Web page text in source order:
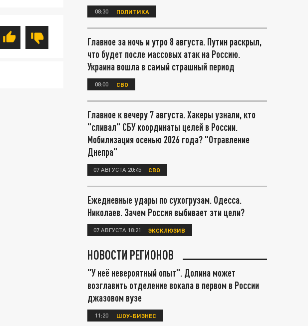
08:30 ПОЛИТИКА
Главное за ночь и утро 8 августа. Путин раскрыл,
что будет после массовых атак на Россию.
Украина вошла в самый страшный период
08:00 СВО
Главное к вечеру 7 августа. Хакеры узнали, кто
"сливал" СБУ координаты целей в России.
Мобилизация осенью 2026 года? "Отравление
Днепра"
07 АВГУСТА 20:45 СВО
Ежедневные удары по сухогрузам. Одесса.
Николаев. Зачем Россия выбивает эти цели?
07 АВГУСТА 18:21 ЭКСКЛЮЗИВ
НОВОСТИ РЕГИОНОВ
"У неё невероятный опыт". Долина может
возглавить отделение вокала в первом в России
джазовом вузе
11:20 ШОУ-БИЗНЕС